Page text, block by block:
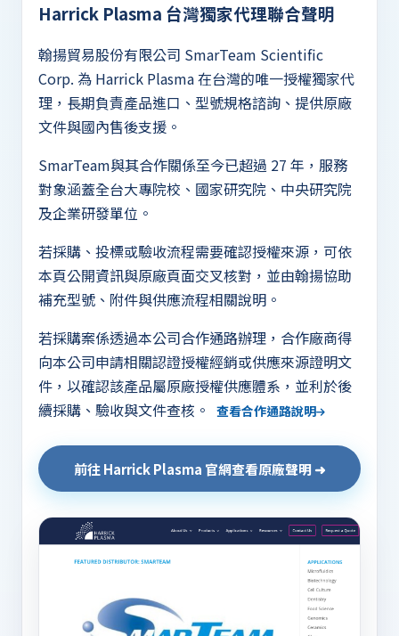
Harrick Plasma 台灣獨家代理聯合聲明
翰揚貿易股份有限公司 SmarTeam Scientific
Corp. 為 Harrick Plasma 在台灣的唯一授權獨家代
理，長期負責產品進口、型號規格諮詢、提供原廠
文件與國內售後支援。
SmarTeam與其合作關係至今已超過 27 年，服務
對象涵蓋全台大專院校、國家研究院、中央研究院
及企業研發單位。
若採購、投標或驗收流程需要確認授權來源，可依
本頁公開資訊與原廠頁面交叉核對，並由翰揚協助
補充型號、附件與供應流程相關說明。
若採購案係透過本公司合作通路辦理，合作廠商得
向本公司申請相關認證授權經銷或供應來源證明文
件，以確認該產品屬原廠授權供應體系，並利於後
續採購、驗收與文件查核。
查看合作通路說明
前往 Harrick Plasma 官網查看原廠聲明 ➜